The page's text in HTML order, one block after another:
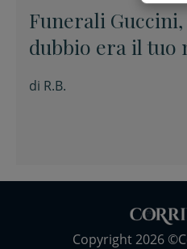
Funerali
dubbio era il tuo
davanti alle cose
di R.B.
Copyright 2026